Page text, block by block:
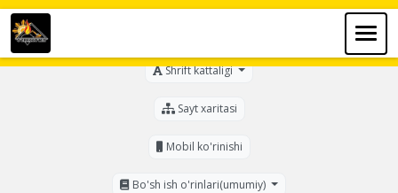
Shrift kattaligi
Sayt xaritasi
Mobil ko'rinishi
Bo'sh ish o'rinlari(umumiy)